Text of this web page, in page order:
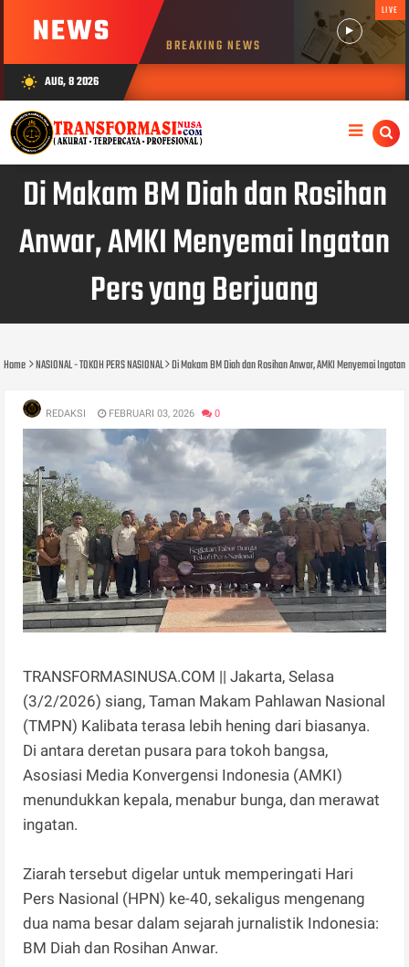
NEWS BREAKING NEWS
LIVE
wb_sunny AUG, 8 2026
Di Makam BM Diah dan Rosihan
Anwar, AMKI Menyemai Ingatan
Pers yang Berjuang
Home NASIONAL - TOKOH PERS NASIONAL Di Makam BM Diah dan Rosihan Anwar, AMKI Menyemai
REDAKSI FEBRUARI 03, 2026 0
TRANSFORMASINUSA.COM || Jakarta, Selasa
(3/2/2026) siang, Taman Makam Pahlawan Nasional
(TMPN) Kalibata terasa lebih hening dari biasanya.
Di antara deretan pusara para tokoh bangsa,
Asosiasi Media Konvergensi Indonesia (AMKI)
menundukkan kepala, menabur bunga, dan merawat
ingatan.
Ziarah tersebut digelar untuk memperingati Hari
Pers Nasional (HPN) ke-40, sekaligus mengenang
dua nama besar dalam sejarah jurnalistik Indonesia:
BM Diah dan Rosihan Anwar.